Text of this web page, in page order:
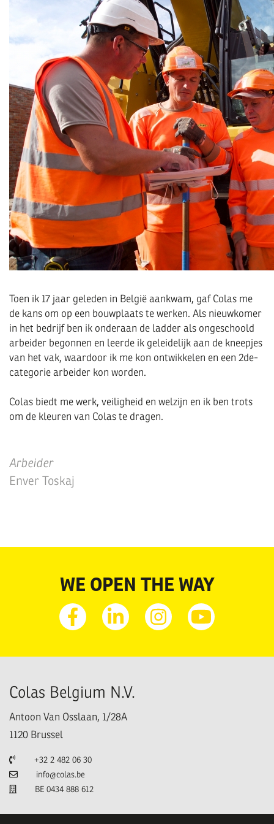
Toen ik 17 jaar geleden in België aankwam, gaf Colas me
de kans om op een bouwplaats te werken. Als nieuwkomer
in het bedrijf ben ik onderaan de ladder als ongeschoold
arbeider begonnen en leerde ik geleidelijk aan de kneepjes
van het vak, waardoor ik me kon ontwikkelen en een 2de-
categorie arbeider kon worden.
Colas biedt me werk, veiligheid en welzijn en ik ben trots
om de kleuren van Colas te dragen.
Arbeider
Enver Toskaj
WE OPEN THE WAY
FacebookLinkedinInstagramYoutube
Colas Belgium N.V.
Antoon Van Osslaan, 1/28A
1120 Brussel
Telefoon+32 2 482 06 30
E-mailinfo@colas.be
BE 0434 888 612